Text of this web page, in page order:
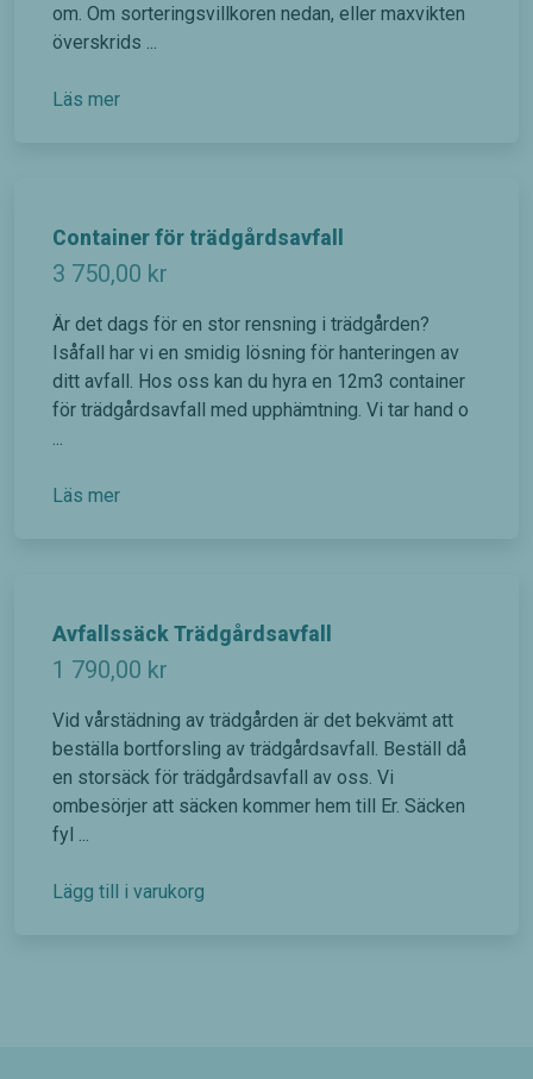
om. Om sorteringsvillkoren nedan, eller maxvikten
överskrids ...
Läs mer
Container för trädgårdsavfall
3 750,00 kr
Är det dags för en stor rensning i trädgården?
Isåfall har vi en smidig lösning för hanteringen av
ditt avfall. Hos oss kan du hyra en 12m3 container
för trädgårdsavfall med upphämtning. Vi tar hand o
...
Läs mer
Avfallssäck Trädgårdsavfall
1 790,00 kr
Vid vårstädning av trädgården är det bekvämt att
beställa bortforsling av trädgårdsavfall. Beställ då
en storsäck för trädgårdsavfall av oss. Vi
ombesörjer att säcken kommer hem till Er. Säcken
fyl ...
Lägg till i varukorg